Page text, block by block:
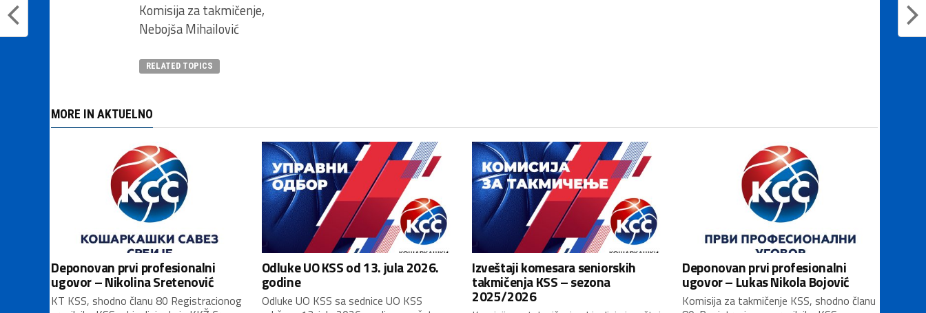
Komisija za takmičenje,
Nebojša Mihailović
RELATED TOPICS
MORE IN AKTUELNO
Deponovan prvi profesionalni
ugovor – Nikolina Sretenović
KT KSS, shodno članu 80 Registracionog
Odluke UO KSS od 13. jula 2026.
godine
Odluke UO KSS sa sednice UO KSS
Izveštaji komesara seniorskih
takmičenja KSS – sezona
2025/2026
Deponovan prvi profesionalni
ugovor – Lukas Nikola Bojović
Komisija za takmičenje KSS, shodno članu